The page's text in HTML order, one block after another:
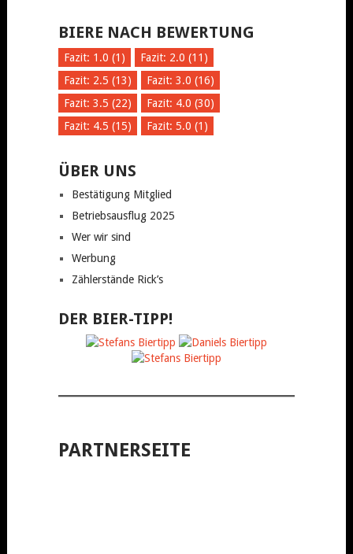
BIERE NACH BEWERTUNG
Fazit: 1.0 (1)
Fazit: 2.0 (11)
Fazit: 2.5 (13)
Fazit: 3.0 (16)
Fazit: 3.5 (22)
Fazit: 4.0 (30)
Fazit: 4.5 (15)
Fazit: 5.0 (1)
ÜBER UNS
Bestätigung Mitglied
Betriebsausflug 2025
Wer wir sind
Werbung
Zählerstände Rick’s
DER BIER-TIPP!
PARTNERSEITE